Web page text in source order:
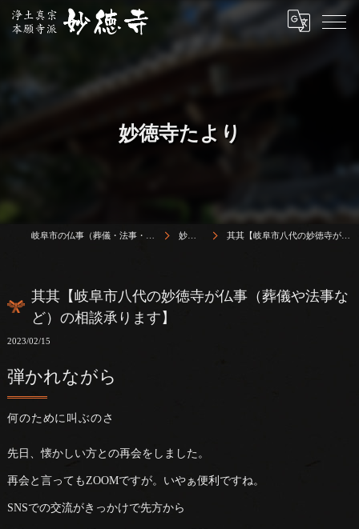
妙徳寺たより
妙徳寺たより 其其【岐阜市八代の妙徳寺が仏事（葬儀や法事など）の相談承ります】
其其【岐阜市八代の妙徳寺が仏事（葬儀や法事な
ど）の相談承ります】
2023/02/15
何のために叫ぶのさ
弾かれながら
先日、懐かしい方との再会をしました。
再会と言ってもZOOMですが。いやぁ便利ですね。
SNSでの交流がきっかけで先方から